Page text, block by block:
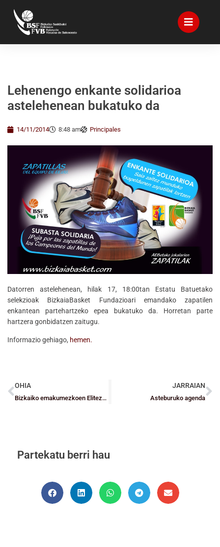
Lehenengo enkante solidarioa
astelehenean bukatuko da
14/11/2014 8:48 am Principales
Datorren astelehenean, hilak 17, 18:00tan Estatu Batuetako
selekzioak BizkaiaBasket Fundazioari emandako zapatilen
enkantean partehartzeko epea bukatuko da. Horretan parte
hartzera gonbidatzen zaitugu.
Informazio gehiago, hemen.
OHIA
Bizkaiko emakumezkoen Elitezko saskibaloiaren aldeko apustua
JARRAIAN
Asteburuko agenda
Partekatu berri hau